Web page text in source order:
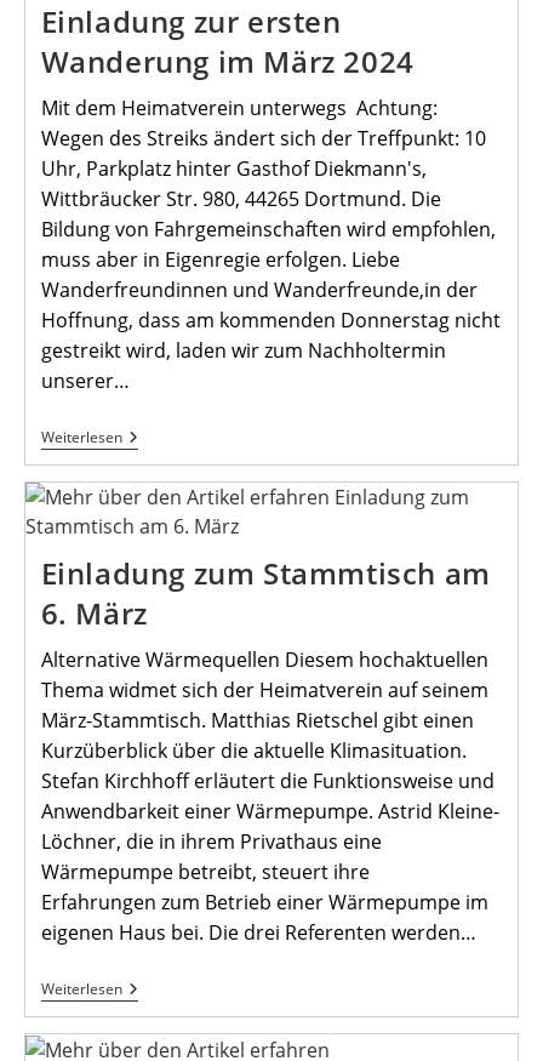
Einladung zur ersten
Wanderung im März 2024
Mit dem Heimatverein unterwegs Achtung:
Wegen des Streiks ändert sich der Treffpunkt: 10
Uhr, Parkplatz hinter Gasthof Diekmann's,
Wittbräucker Str. 980, 44265 Dortmund. Die
Bildung von Fahrgemeinschaften wird empfohlen,
muss aber in Eigenregie erfolgen. Liebe
Wanderfreundinnen und Wanderfreunde,in der
Hoffnung, dass am kommenden Donnerstag nicht
gestreikt wird, laden wir zum Nachholtermin
unserer…
WeiterlesenEinladung
Zur
Wanderung
Im
März
Einladung zum Stammtisch am
6. März
Alternative Wärmequellen Diesem hochaktuellen
Thema widmet sich der Heimatverein auf seinem
März-Stammtisch. Matthias Rietschel gibt einen
Kurzüberblick über die aktuelle Klimasituation.
Stefan Kirchhoff erläutert die Funktionsweise und
Anwendbarkeit einer Wärmepumpe. Astrid Kleine-
Löchner, die in ihrem Privathaus eine
Wärmepumpe betreibt, steuert ihre
Erfahrungen zum Betrieb einer Wärmepumpe im
eigenen Haus bei. Die drei Referenten werden…
WeiterlesenEinladung
Zum
Am